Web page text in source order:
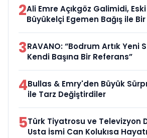
2Ali Emre Açıkgöz Galimidi,
Büyükelçi Egemen Bağış ile
3RAVANO: “Bodrum Artık Yeni
Kendi Başına Bir Referans”
4Bullas & Emry'den Büyük
ile Tarz Değiştirdiler
5Türk Tiyatrosu ve Televizyon
Usta İsmi Can Kolukısa